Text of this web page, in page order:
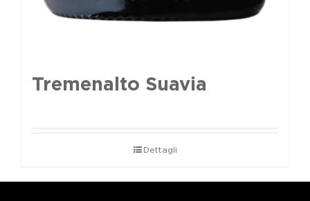
Tremenalto Suavia
Dettagli